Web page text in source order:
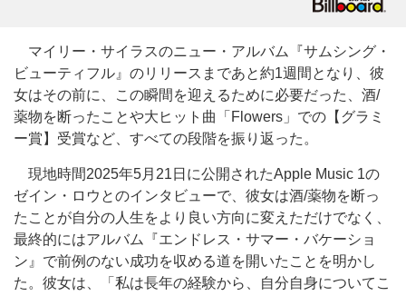
マイリー・サイラスのニュー・アルバム『サムシング・
ビューティフル』のリリースまであと約1週間となり、彼
女はその前に、この瞬間を迎えるために必要だった、酒/
薬物を断ったことや大ヒット曲「Flowers」での【グラミ
ー賞】受賞など、すべての段階を振り返った。
現地時間2025年5月21日に公開されたApple Music 1の
ゼイン・ロウとのインタビューで、彼女は酒/薬物を断っ
たことが自分の人生をより良い方向に変えただけでなく、
最終的にはアルバム『エンドレス・サマー・バケーショ
ン』で前例のない成功を収める道を開いたことを明かし
た。彼女は、「私は長年の経験から、自分自身についてこ